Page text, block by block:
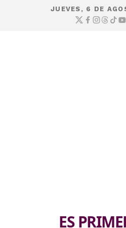
JUEVES, 6 DE
ES